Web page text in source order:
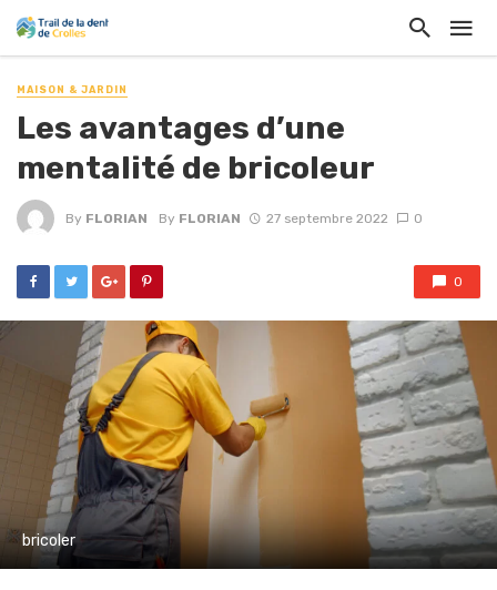
MAISON & JARDIN
Les avantages d’une
mentalité de bricoleur
By FLORIAN By FLORIAN 27 septembre 2022 0
0
bricoler